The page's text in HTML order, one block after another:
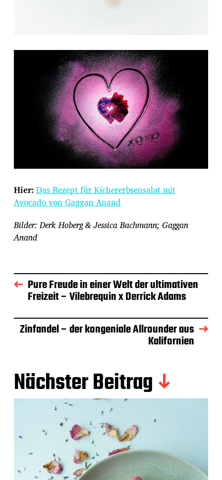
Hier: Das Rezept für Kichererbsensalat mit
Avocado von Gaggan Anand
Bilder: Derk Hoberg & Jessica Bachmann; Gaggan
Anand
Pure Freude in einer Welt der ultimativen
Freizeit – Vilebrequin x Derrick Adams
Zinfandel – der kongeniale Allrounder aus
Kalifornien
Nächster Beitrag